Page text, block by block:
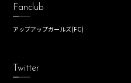
Fanclub
アップアップガールズ(FC)
Twitter